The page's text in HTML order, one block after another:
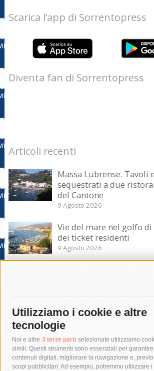
Utilizziamo i cookie e altre
tecnologie
Noi e altre 3 terze parti selezionate utilizziamo
simili. Questi strumenti sono essenziali per
contenuti digitali, migliorare la navigazione e,
scopi pubblicitari. Ad esempio, potremmo utilizzare i
Scarica l’app di Sorrentopress
Diventa fan di Sorrentopress
Articoli recenti
Massa Lubrense. Tavoli
sequestrati a due
del Cantone
9 Agosto 2026
Vie del mare nel golfo
dei ticket residenti
9 Agosto 2026
Massa Lubrense.
nell’Amp Punta
Tag
acqua allerta meteo
anas